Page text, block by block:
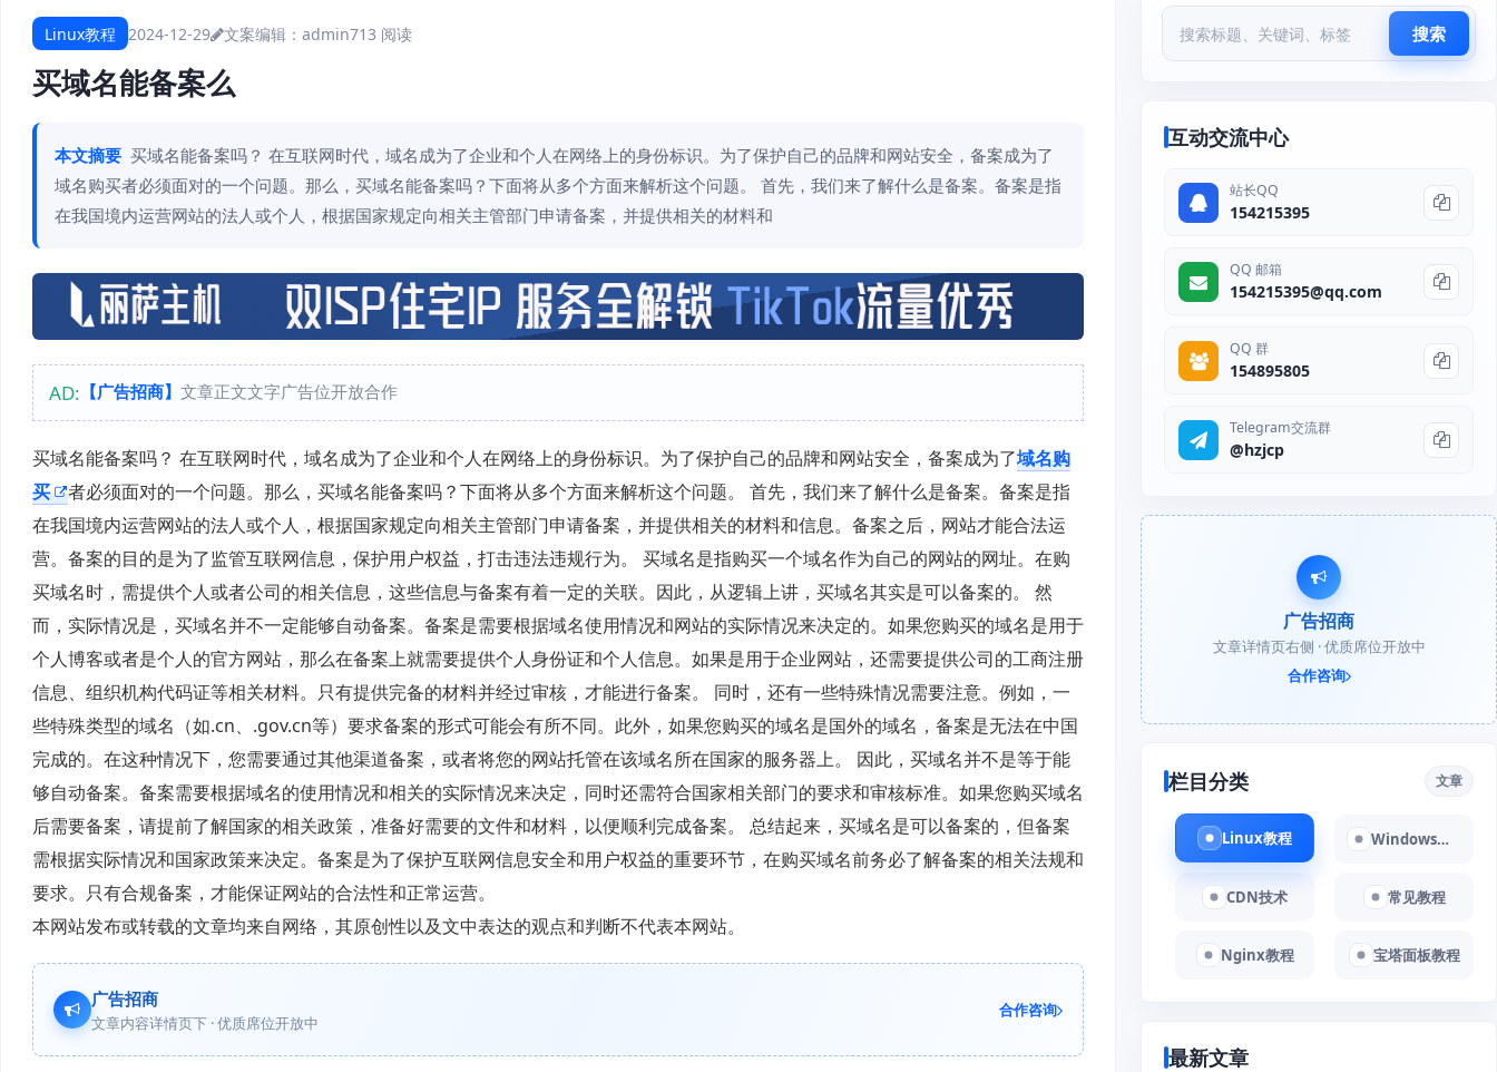
Linux教程 2024-12-29 文案编辑：admin713 阅读
买域名能备案么
本文摘要 买域名能备案吗？ 在互联网时代，域名成为了企业和个人在网络上的身份标识。为了保护自己的品牌和网站安全，备案成为了
域名购买者必须面对的一个问题。那么，买域名能备案吗？下面将从多个方面来解析这个问题。 首先，我们来了解什么是备案。备案是指
在我国境内运营网站的法人或个人，根据国家规定向相关主管部门申请备案，并提供相关的材料和
AD: 【广告招商】 文章正文文字广告位开放合作
买域名能备案吗？ 在互联网时代，域名成为了企业和个人在网络上的身份标识。为了保护自己的品牌和网站安全，备案成为了域名购
买
者必须面对的一个问题。那么，买域名能备案吗？下面将从多个方面来解析这个问题。 首先，我们来了解什么是备案。备案是指
在我国境内运营网站的法人或个人，根据国家规定向相关主管部门申请备案，并提供相关的材料和信息。备案之后，网站才能合法运
营。备案的目的是为了监管互联网信息，保护用户权益，打击违法违规行为。 买域名是指购买一个域名作为自己的网站的网址。在购
买域名时，需提供个人或者公司的相关信息，这些信息与备案有着一定的关联。因此，从逻辑上讲，买域名其实是可以备案的。 然
而，实际情况是，买域名并不一定能够自动备案。备案是需要根据域名使用情况和网站的实际情况来决定的。如果您购买的域名是用于
个人博客或者是个人的官方网站，那么在备案上就需要提供个人身份证和个人信息。如果是用于企业网站，还需要提供公司的工商注册
信息、组织机构代码证等相关材料。只有提供完备的材料并经过审核，才能进行备案。 同时，还有一些特殊情况需要注意。例如，一
些特殊类型的域名（如.cn、.gov.cn等）要求备案的形式可能会有所不同。此外，如果您购买的域名是国外的域名，备案是无法在中国
完成的。在这种情况下，您需要通过其他渠道备案，或者将您的网站托管在该域名所在国家的服务器上。 因此，买域名并不是等于能
够自动备案。备案需要根据域名的使用情况和相关的实际情况来决定，同时还需符合国家相关部门的要求和审核标准。如果您购买域名
后需要备案，请提前了解国家的相关政策，准备好需要的文件和材料，以便顺利完成备案。 总结起来，买域名是可以备案的，但备案
需根据实际情况和国家政策来决定。备案是为了保护互联网信息安全和用户权益的重要环节，在购买域名前务必了解备案的相关法规和
要求。只有合规备案，才能保证网站的合法性和正常运营。
本网站发布或转载的文章均来自网络，其原创性以及文中表达的观点和判断不代表本网站。
广告招商
文章内容详情页下 · 优质席位开放中
合作咨询
搜索
互动交流中心
站长QQ
154215395
QQ 邮箱
154215395@qq.com
QQ 群
154895805
Telegram交流群
@hzjcp
广告招商
文章详情页右侧 · 优质席位开放中
合作咨询
栏目分类 文章
Linux教程 Windows教程
CDN技术 常见教程
Nginx教程 宝塔面板教程
最新文章